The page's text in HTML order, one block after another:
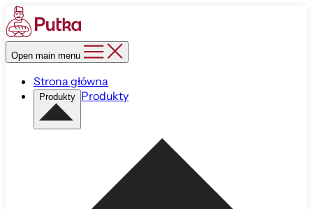
Open main menu
Strona główna
Produkty Produkty